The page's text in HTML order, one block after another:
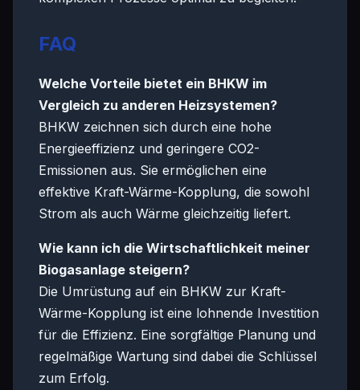
FAQ
Welche Vorteile bietet ein BHKW im
Vergleich zu anderen Heizsystemen?
BHKW zeichnen sich durch eine hohe
Energieeffizienz und geringere CO2-
Emissionen aus. Sie ermöglichen eine
effektive Kraft-Wärme-Kopplung, die sowohl
Strom als auch Wärme gleichzeitig liefert.
Wie kann ich die Wirtschaftlichkeit meiner
Biogasanlage steigern?
Die Umrüstung auf ein BHKW zur Kraft-
Wärme-Kopplung ist eine lohnende Investition
für die Effizienz. Eine sorgfältige Planung und
regelmäßige Wartung sind dabei die Schlüssel
zum Erfolg.